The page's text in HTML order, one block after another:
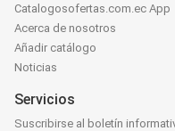
Catalogosofertas.com.ec App
Acerca de nosotros
Añadir catálogo
Noticias
Servicios
Suscribirse al boletín